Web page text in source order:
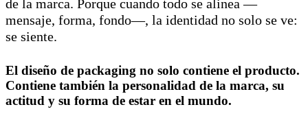
de la marca. Porque cuando todo se alinea —
mensaje, forma, fondo—, la identidad no solo se ve:
se siente.
El diseño de packaging no solo contiene el producto.
Contiene también la personalidad de la marca, su
actitud y su forma de estar en el mundo.